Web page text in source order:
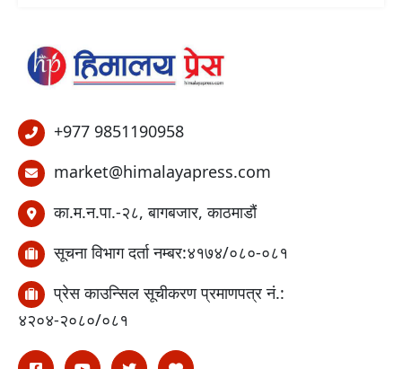
+977 9851190958
market@himalayapress.com
का.म.न.पा.-२८, बागबजार, काठमाडौं
सूचना विभाग दर्ता नम्बर:४१७४/०८०-०८१
प्रेस काउन्सिल सूचीकरण प्रमाणपत्र नं.:
४२०४-२०८०/०८१